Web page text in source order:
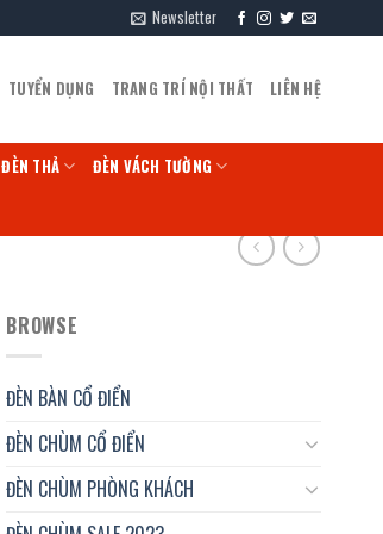
Newsletter
TUYỂN DỤNG TRANG TRÍ NỘI THẤT LIÊN HỆ
ĐÈN THẢ ĐÈN VÁCH TƯỜNG
BROWSE
ĐÈN BÀN CỔ ĐIỂN
ĐÈN CHÙM CỔ ĐIỂN
ĐÈN CHÙM PHÒNG KHÁCH